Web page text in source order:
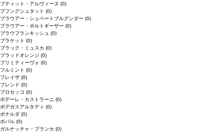
プティット・アルヴィーヌ (0)
プフングシュタット (0)
ブラウアー・シュペートブルグンダー (0)
ブラウアー・ポルトギーザー (0)
ブラウフランキッシュ (0)
ブラケット (0)
ブラック・ミュスカ (0)
ブラッドオレンジ (0)
プリミティーヴォ (0)
フルミント (0)
フレイザ (0)
ブレンド (0)
プロセッコ (0)
ポデーレ・カストラーニ (0)
ボデガスアルタディ (0)
ボナルダ (0)
ボバル (0)
ガルナッチャ・ブランカ (0)